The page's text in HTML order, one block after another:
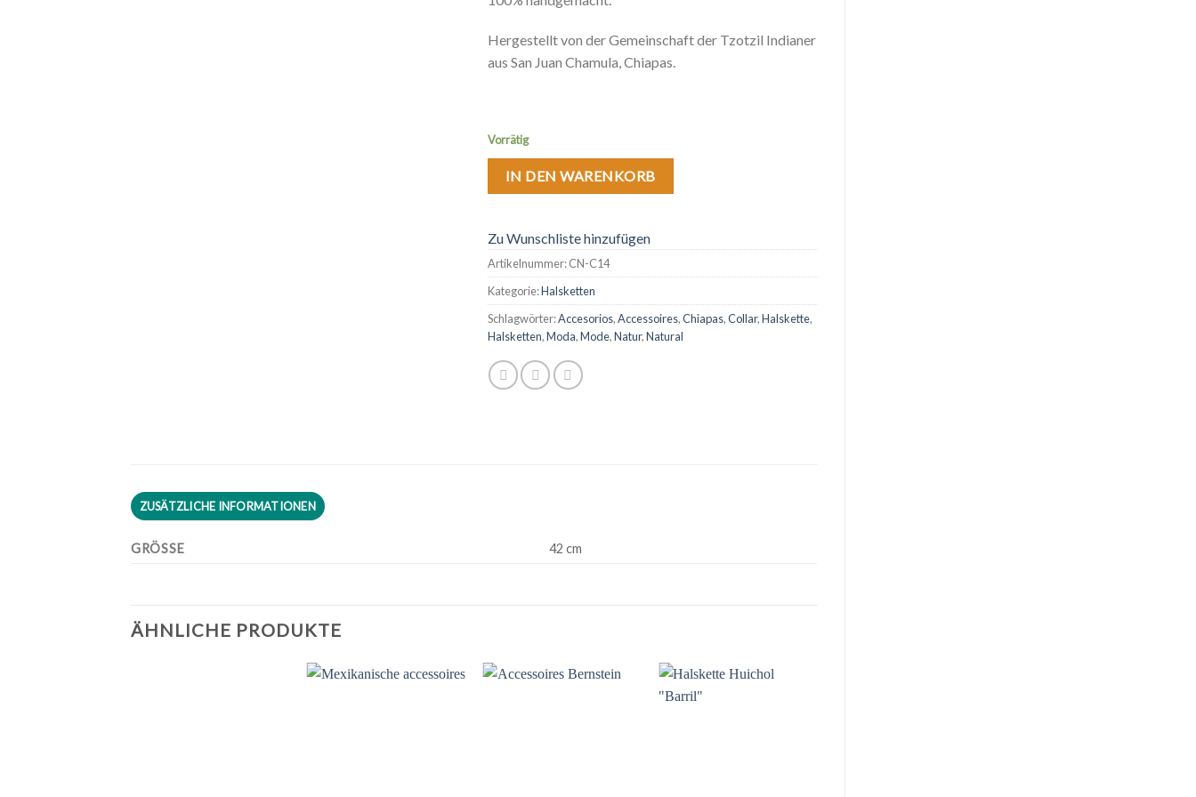
Hergestellt von der Gemeinschaft der Tzotzil Indianer
aus San Juan Chamula, Chiapas.
Vorrätig
IN DEN WARENKORB
Zu Wunschliste hinzufügen
Artikelnummer:CN-C14
Kategorie:Halsketten
Schlagwörter:Accesorios,Accessoires,Chiapas,Collar,Halskette,
Halsketten,Moda,Mode,Natur,Natural
ZUSÄTZLICHE INFORMATIONEN
GRÖSSE 42 cm
ÄHNLICHE PRODUKTE